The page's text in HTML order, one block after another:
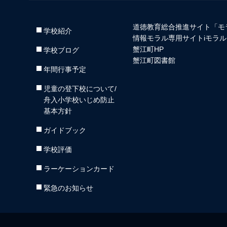
学校紹介
学校ブログ
年間行事予定
児童の登下校について/
舟入小学校いじめ防止
基本方針
ガイドブック
学校評価
ラーケーションカード
緊急のお知らせ
道徳教育総合推進サイト「モ
情報モラル専用サイトiモラル
蟹江町HP
蟹江町図書館